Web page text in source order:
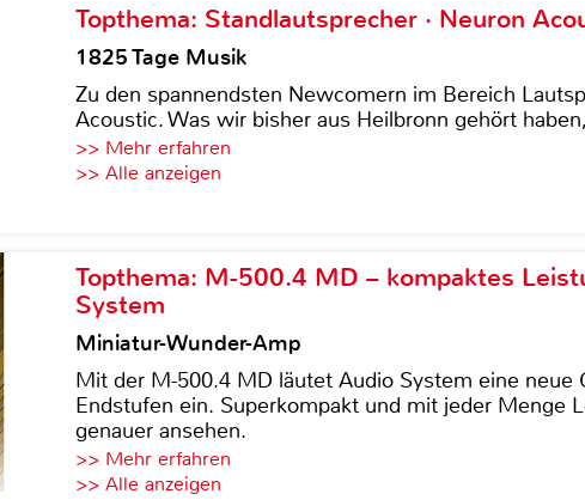
Topthema: Standlautsprecher · Neuron
1825 Tage Musik
Zu den spannendsten Newcomern im Bereich
Acoustic. Was wir bisher aus Heilbronn gehört
>> Mehr erfahren
>> Alle anzeigen
Topthema: M-500.4 MD – kompaktes
System
Miniatur-Wunder-Amp
Mit der M-500.4 MD läutet Audio System eine neue
Endstufen ein. Superkompakt und mit jeder Menge
genauer ansehen.
>> Mehr erfahren
>> Alle anzeigen